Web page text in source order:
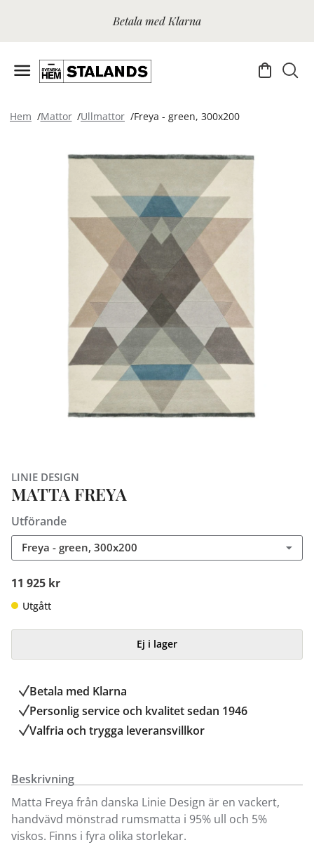
Betala med Klarna
Hem Mattor Ullmattor Freya - green, 300x200
LINIE DESIGN
MATTA FREYA
Utförande
Freya - green, 300x200
11 925 kr
Utgått
Ej i lager
Betala med Klarna
Personlig service och kvalitet sedan 1946
Valfria och trygga leveransvillkor
Beskrivning
Matta Freya från danska Linie Design är en vackert,
handvävd mönstrad rumsmatta i 95% ull och 5%
viskos. Finns i fyra olika storlekar.